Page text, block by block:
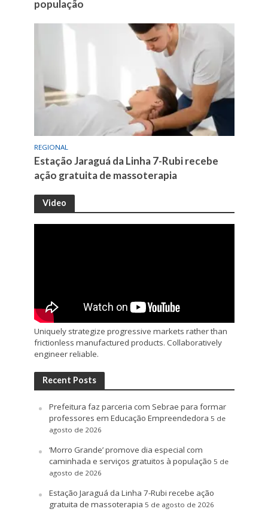
população
REGIONAL
Estação Jaraguá da Linha 7-Rubi recebe
ação gratuita de massoterapia
Video
Uniquely strategize progressive markets rather than
frictionless manufactured products. Collaboratively
engineer reliable.
Recent Posts
Prefeitura faz parceria com Sebrae para formar
professores em Educação Empreendedora 5 de
agosto de 2026
‘Morro Grande’ promove dia especial com
caminhada e serviços gratuitos à população 5 de
agosto de 2026
Estação Jaraguá da Linha 7-Rubi recebe ação
gratuita de massoterapia 5 de agosto de 2026